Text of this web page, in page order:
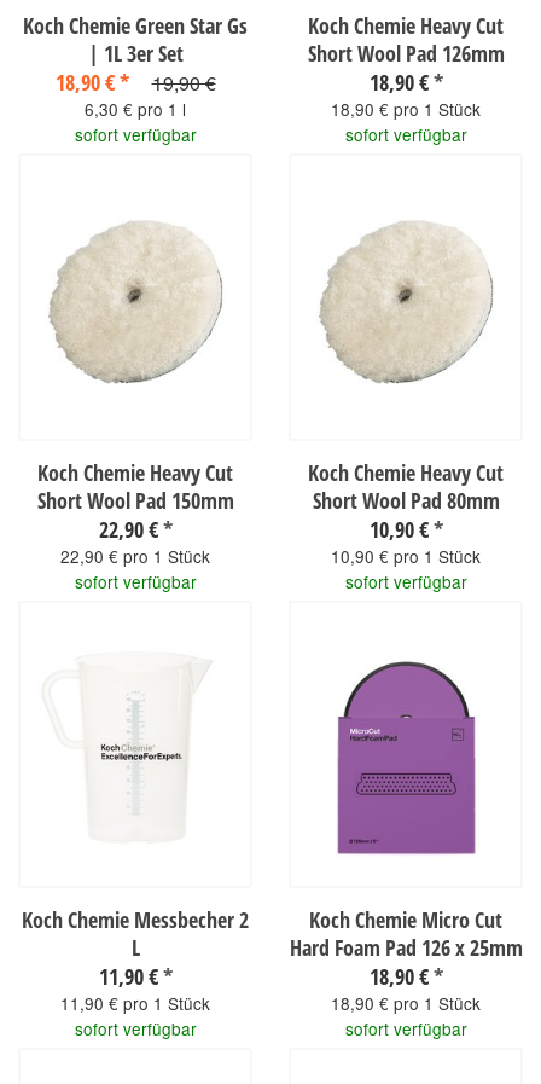
Koch Chemie Green Star Gs
| 1L 3er Set
18,90 €* 19,90 €
6,30 € pro 1 l
sofort verfügbar
Koch Chemie Heavy Cut
Short Wool Pad 126mm
18,90 €*
18,90 € pro 1 Stück
sofort verfügbar
Koch Chemie Heavy Cut
Short Wool Pad 150mm
22,90 €*
22,90 € pro 1 Stück
sofort verfügbar
Koch Chemie Heavy Cut
Short Wool Pad 80mm
10,90 €*
10,90 € pro 1 Stück
sofort verfügbar
Koch Chemie Messbecher 2
L
11,90 €*
11,90 € pro 1 Stück
sofort verfügbar
Koch Chemie Micro Cut
Hard Foam Pad 126 x 25mm
18,90 €*
18,90 € pro 1 Stück
sofort verfügbar